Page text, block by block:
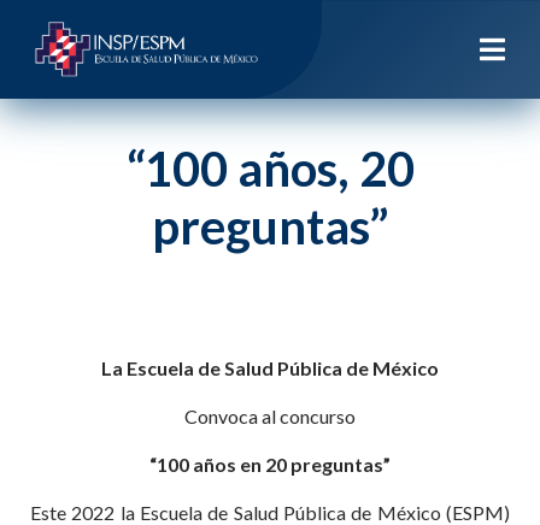
“100 años, 20
preguntas”
La Escuela de Salud Pública de México
Convoca al concurso
“100 años en 20 preguntas”
Este 2022 la Escuela de Salud Pública de México (ESPM)